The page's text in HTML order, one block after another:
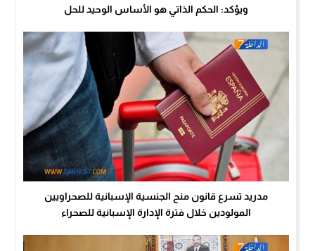
ويؤكد: الحكم الذاتي هو الأساس الوحيد للحل
مدريد تسرع قانون منح الجنسية الإسبانية للصحراويين
المولودين خلال فترة الإدارة الإسبانية للصحراء